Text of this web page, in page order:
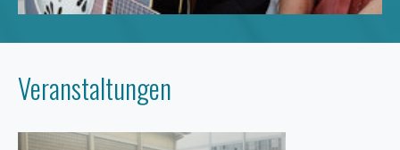
Veranstaltungen